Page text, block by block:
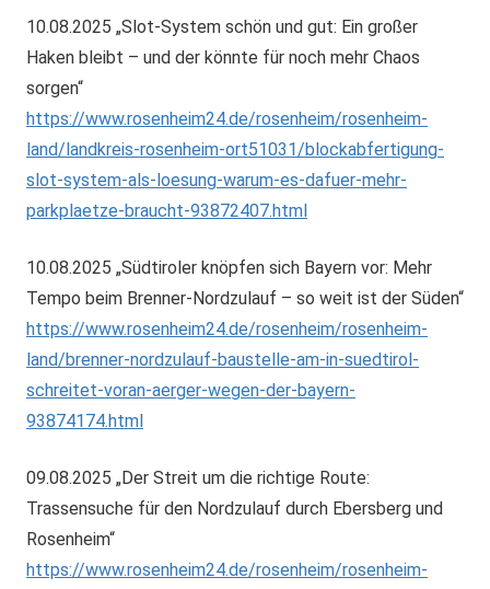
10.08.2025 „Slot-System schön und gut: Ein großer
Haken bleibt – und der könnte für noch mehr Chaos
sorgen“
https://www.rosenheim24.de/rosenheim/rosenheim-
land/landkreis-rosenheim-ort51031/blockabfertigung-
slot-system-als-loesung-warum-es-dafuer-mehr-
parkplaetze-braucht-93872407.html
10.08.2025 „Südtiroler knöpfen sich Bayern vor: Mehr
Tempo beim Brenner-Nordzulauf – so weit ist der Süden“
https://www.rosenheim24.de/rosenheim/rosenheim-
land/brenner-nordzulauf-baustelle-am-in-suedtirol-
schreitet-voran-aerger-wegen-der-bayern-
93874174.html
09.08.2025 „Der Streit um die richtige Route:
Trassensuche für den Nordzulauf durch Ebersberg und
Rosenheim“
https://www.rosenheim24.de/rosenheim/rosenheim-